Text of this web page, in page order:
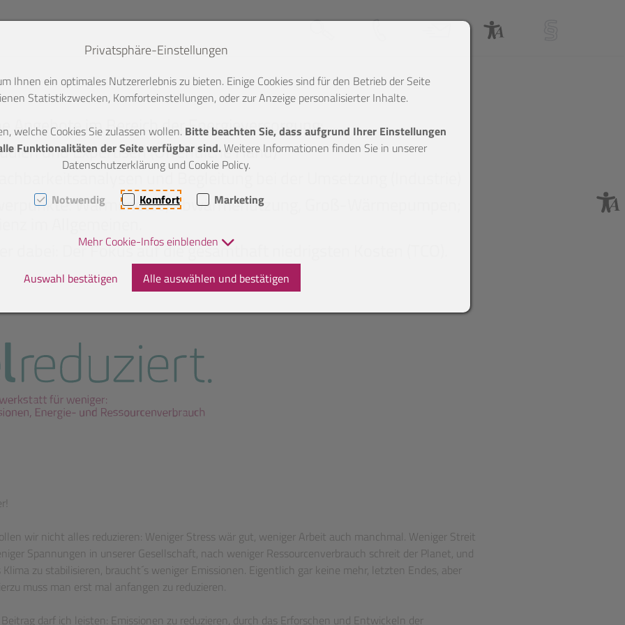
Barrierefreiheitserklärung
Angebote im Bereich der Energieversorgung:
und Expertisen (Öffentliche Hand)
und Begleitung bei der Umsetzung (Industrie)
Wärmenetze, Abwärmenutzung, Groß-Wärmepumpen;
dabei: Der Fokus auf die gesamthaft niedrigsten Kosten (TCO).
wir nicht alles reduzieren: Weniger Stress wär gut, weniger Arbeit auch manchmal. Weniger Streit
Spannungen in unserer Gesellschaft, nach weniger Ressourcenverbrauch schreit der Planet, und
Klima zu stabilisieren, braucht´s weniger Emissionen. Eigentlich gar keine mehr, letzten Endes, aber
muss man erst mal anfangen zu reduzieren.
Beitrag darf ich leisten: Emissionen zu reduzieren, durch das Erforschen und Entwickeln der
Privatsphäre-Einstellungen
Ihnen ein optimales Nutzererlebnis zu bieten. Einige Cookies sind für den Betrieb der Seite
Statistikzwecken, Komforteinstellungen, oder zur Anzeige personalisierter Inhalte.
welche Cookies Sie zulassen wollen. Bitte beachten Sie, dass aufgrund Ihrer Einstellungen
Funktionalitäten der Seite verfügbar sind.Weitere Informationen finden Sie in unserer
Datenschutzerklärung und Cookie Policy.
Notwendig Komfort Marketing
Mehr Cookie-Infos einblenden
Auswahl bestätigen Alle auswählen und bestätigen